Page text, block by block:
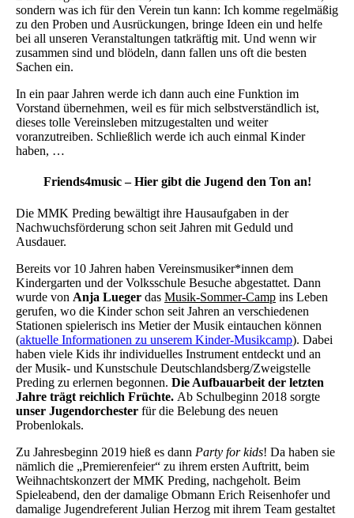
sondern was ich für den Verein tun kann: Ich komme regelmäßig
zu den Proben und Ausrückungen, bringe Ideen ein und helfe
bei all unseren Veranstaltungen tatkräftig mit. Und wenn wir
zusammen sind und blödeln, dann fallen uns oft die besten
Sachen ein.
In ein paar Jahren werde ich dann auch eine Funktion im
Vorstand übernehmen, weil es für mich selbstverständlich ist,
dieses tolle Vereinsleben mitzugestalten und weiter
voranzutreiben. Schließlich werde ich auch einmal Kinder
haben, …
Friends4music – Hier gibt die Jugend den Ton an!
Die MMK Preding bewältigt ihre Hausaufgaben in der
Nachwuchsförderung schon seit Jahren mit Geduld und
Ausdauer.
Bereits vor 10 Jahren haben Vereinsmusiker*innen dem
Kindergarten und der Volksschule Besuche abgestattet. Dann
wurde von Anja Lueger das Musik-Sommer-Camp ins Leben
gerufen, wo die Kinder schon seit Jahren an verschiedenen
Stationen spielerisch ins Metier der Musik eintauchen können
(aktuelle Informationen zu unserem Kinder-Musikcamp). Dabei
haben viele Kids ihr individuelles Instrument entdeckt und an
der Musik- und Kunstschule Deutschlandsberg/Zweigstelle
Preding zu erlernen begonnen. Die Aufbauarbeit der letzten
Jahre trägt reichlich Früchte. Ab Schulbeginn 2018 sorgte
unser Jugendorchester für die Belebung des neuen
Probenlokals.
Zu Jahresbeginn 2019 hieß es dann Party for kids! Da haben sie
nämlich die „Premierenfeier“ zu ihrem ersten Auftritt, beim
Weihnachtskonzert der MMK Preding, nachgeholt. Beim
Spieleabend, den der damalige Obmann Erich Reisenhofer und
damalige Jugendreferent Julian Herzog mit ihrem Team gestaltet